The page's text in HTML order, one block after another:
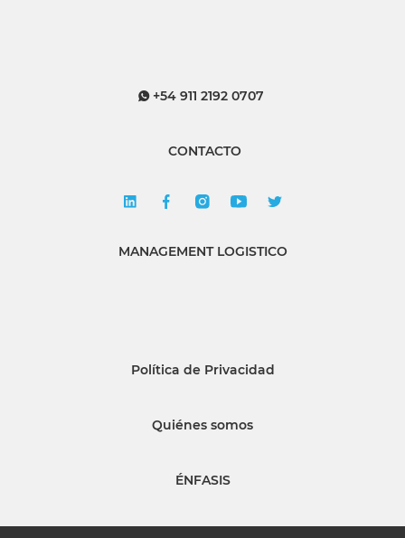
+54 911 2192 0707
CONTACTO
MANAGEMENT LOGISTICO
Política de Privacidad
Quiénes somos
ÉNFASIS